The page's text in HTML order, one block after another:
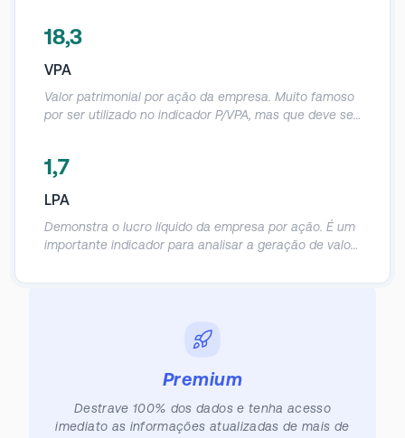
Demonstra em quanto anos o investidor
de acordo com o lucro da empresa.
18,3
VPA
Valor patrimonial por ação da empresa. Muito famoso
por ser utilizado no indicador P/VPA, mas que deve ser
1,7
LPA
Demonstra o lucro líquido da empresa por ação. É um
importante indicador para analisar a geração de valor
recompra de ações é comum.
Premium
Destrave 100% dos dados e tenha acesso
imediato as informações atualizadas de mais de